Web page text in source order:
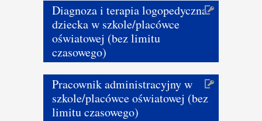
Diagnoza i terapia logopedyczna
dziecka w szkole/placówce
oświatowej (bez limitu
czasowego)
Pracownik administracyjny w
szkole/placówce oświatowej (bez
limitu czasowego)